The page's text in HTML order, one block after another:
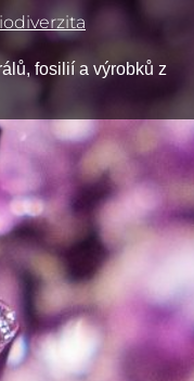
fosilií a výrobků z